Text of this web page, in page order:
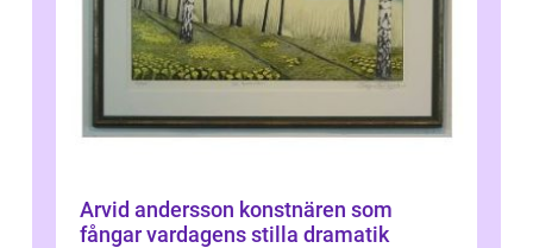
Arvid andersson konstnären som
fångar vardagens stilla dramatik